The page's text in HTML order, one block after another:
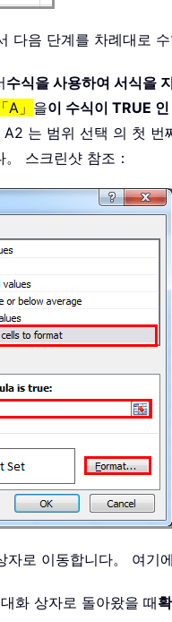
다음 단계를 차례대로 수
수식을 사용하여 서식을
」 을이 수식이 TRUE
는 범위 선택 의 첫 번
스크린샷 참조：
자로 이동합니다。 여기
화 상자로 돌아왔을 때